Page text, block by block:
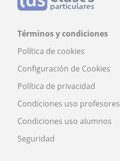
Términos y condiciones
Política de cookies
Configuración de Cookies
Política de privacidad
Condiciones uso profesores
Condiciones uso alumnos
Seguridad